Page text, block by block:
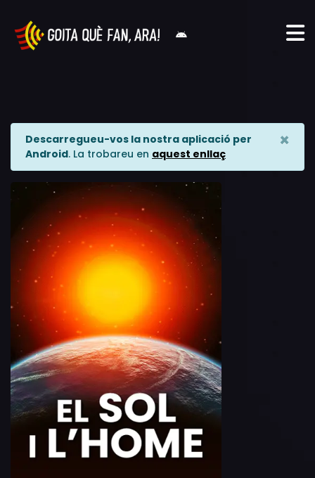
Descarregueu-vos la nostra aplicació per
Android. La trobareu en aquest enllaç
×